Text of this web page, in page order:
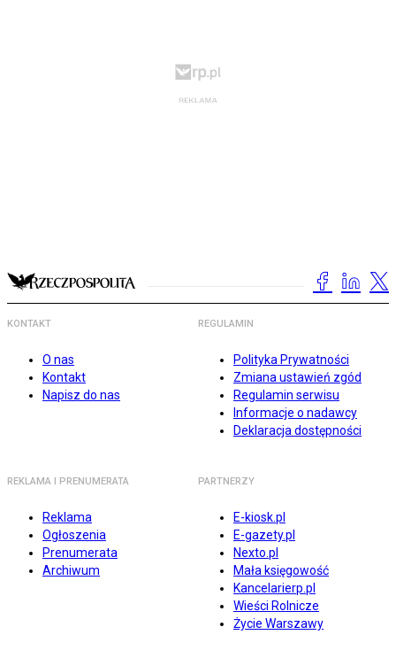
KONTAKT
O nas
Kontakt
Napisz do nas
REGULAMIN
Polityka Prywatności
Zmiana ustawień zgód
Regulamin serwisu
Informacje o nadawcy
Deklaracja dostępności
REKLAMA I PRENUMERATA
Reklama
Ogłoszenia
Prenumerata
Archiwum
PARTNERZY
E-kiosk.pl
E-gazety.pl
Nexto.pl
Mała księgowość
Kancelarierp.pl
Wieści Rolnicze
Życie Warszawy